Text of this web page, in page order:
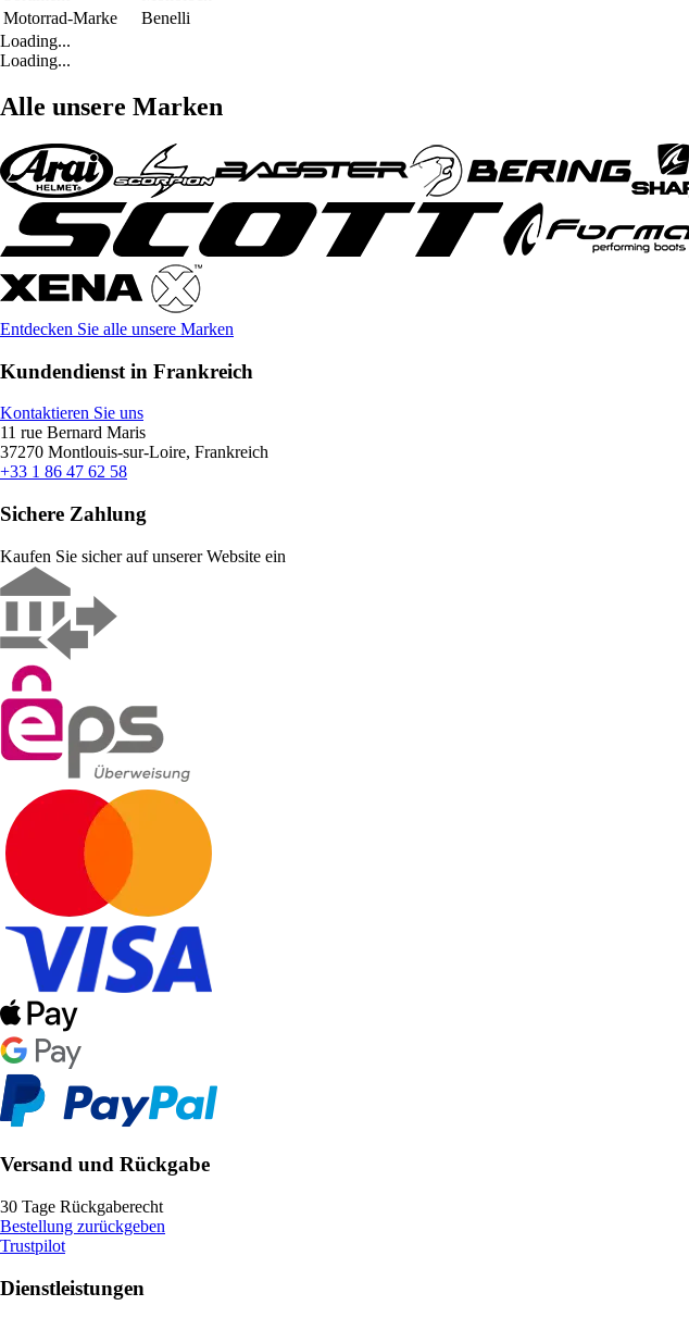
Motorrad-Marke
Benelli
Loading...
Loading...
Alle unsere Marken
Entdecken Sie alle unsere Marken
Kundendienst in Frankreich
Kontaktieren Sie uns
11 rue Bernard Maris
37270 Montlouis-sur-Loire, Frankreich
+33 1 86 47 62 58
Sichere Zahlung
Kaufen Sie sicher auf unserer Website ein
Versand und Rückgabe
30 Tage Rückgaberecht
Bestellung zurückgeben
Trustpilot
Dienstleistungen